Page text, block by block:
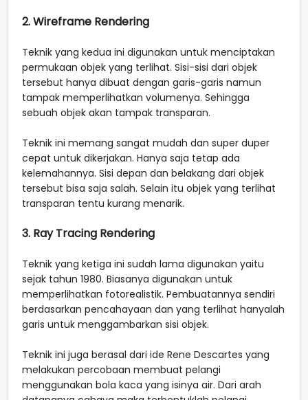
2. Wireframe Rendering
Teknik yang kedua ini digunakan untuk menciptakan
permukaan objek yang terlihat. Sisi-sisi dari objek
tersebut hanya dibuat dengan garis-garis namun
tampak memperlihatkan volumenya. Sehingga
sebuah objek akan tampak transparan.
Teknik ini memang sangat mudah dan super duper
cepat untuk dikerjakan. Hanya saja tetap ada
kelemahannya. Sisi depan dan belakang dari objek
tersebut bisa saja salah. Selain itu objek yang terlihat
transparan tentu kurang menarik.
3. Ray Tracing Rendering
Teknik yang ketiga ini sudah lama digunakan yaitu
sejak tahun 1980. Biasanya digunakan untuk
memperlihatkan fotorealistik. Pembuatannya sendiri
berdasarkan pencahayaan dan yang terlihat hanyalah
garis untuk menggambarkan sisi objek.
Teknik ini juga berasal dari ide Rene Descartes yang
melakukan percobaan membuat pelangi
menggunakan bola kaca yang isinya air. Dari arah